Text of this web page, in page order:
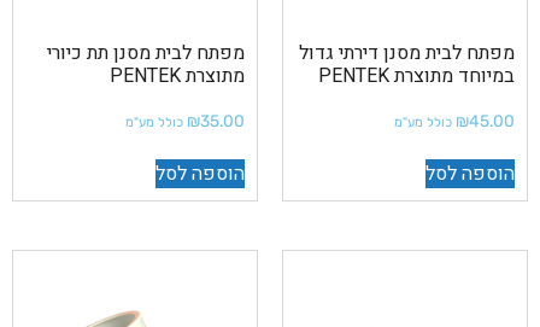
מפתח לבית מסנן דירתי גדול
במיוחד מתוצרת PENTEK
₪45.00 כולל מע"מ
הוספה לסל
מפתח לבית מסנן תת כיורי
מתוצרת PENTEK
₪35.00 כולל מע"מ
הוספה לסל